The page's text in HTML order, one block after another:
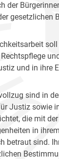
der
gesetzlichen
und in ihre
sind in
Justiz sowie
die mit
in ihrem
betraut sind.